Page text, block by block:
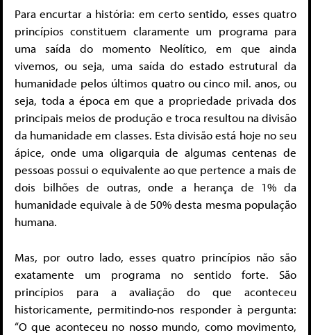
Para encurtar a história: em certo sentido, esses quatro
princípios constituem claramente um programa para
uma saída do momento Neolítico, em que ainda
vivemos, ou seja, uma saída do estado estrutural da
humanidade pelos últimos quatro ou cinco mil. anos, ou
seja, toda a época em que a propriedade privada dos
principais meios de produção e troca resultou na divisão
da humanidade em classes. Esta divisão está hoje no seu
ápice, onde uma oligarquia de algumas centenas de
pessoas possui o equivalente ao que pertence a mais de
dois bilhões de outras, onde a herança de 1% da
humanidade equivale à de 50% desta mesma população
humana.
Mas, por outro lado, esses quatro princípios não são
exatamente um programa no sentido forte. São
princípios para a avaliação do que aconteceu
historicamente, permitindo-nos responder à pergunta:
“O que aconteceu no nosso mundo, como movimento,